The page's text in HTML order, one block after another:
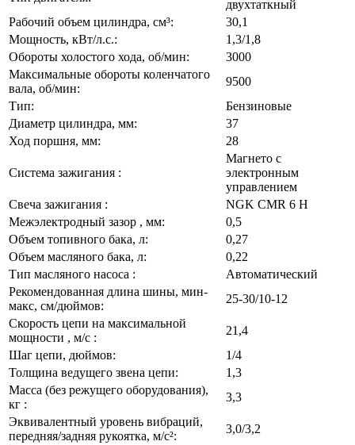
двухтаткный
Рабочий объем цилиндра, см³:
30,1
Мощность, кВт/л.с.:
1,3/1,8
Обороты холостого хода, об/мин:
3000
Максимальные обороты коленчатого
вала, об/мин:
9500
Тип:
Бензиновые
Диаметр цилиндра, мм:
37
Ход поршня, мм:
28
Система зажигания :
Магнето с
электронным
управлением
Свеча зажигания :
NGK CMR 6 H
Межэлектродный зазор , мм:
0,5
Объем топивного бака, л:
0,27
Объем масляного бака, л:
0,22
Тип масляного насоса :
Автоматический
Рекомендованная длина шины, мин-
макс, см/дюймов:
25-30/10-12
Скорость цепи на максимальной
мощности , м/с :
21,4
Шаг цепи, дюймов:
1/4
Толщина ведущего звена цепи:
1,3
Масса (без режущего оборудования),
кг :
3,3
Эквивалентный уровень вибраций,
передняя/задняя рукоятка, м/с²:
3,0/3,2